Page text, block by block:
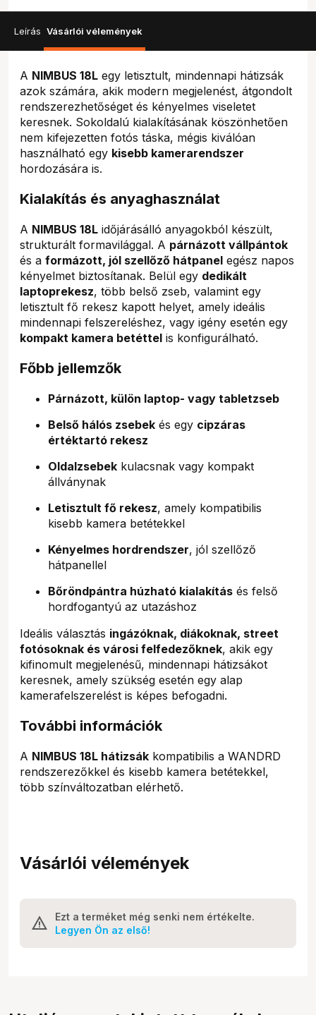
Leírás Vásárlói vélemények
A NIMBUS 18L egy letisztult, mindennapi hátizsák
azok számára, akik modern megjelenést, átgondolt
rendszerezhetőséget és kényelmes viseletet
keresnek. Sokoldalú kialakításának köszönhetően
nem kifejezetten fotós táska, mégis kiválóan
használható egy kisebb kamerarendszer
hordozására is.
Kialakítás és anyaghasználat
A NIMBUS 18L időjárásálló anyagokból készült,
strukturált formavilággal. A párnázott vállpántok
és a formázott, jól szellőző hátpanel egész napos
kényelmet biztosítanak. Belül egy dedikált
laptoprekesz, több belső zseb, valamint egy
letisztult fő rekesz kapott helyet, amely ideális
mindennapi felszereléshez, vagy igény esetén egy
kompakt kamera betéttel is konfigurálható.
Főbb jellemzők
Párnázott, külön laptop- vagy tabletzseb
Belső hálós zsebek és egy cipzáras
értéktartó rekesz
Oldalzsebek kulacsnak vagy kompakt
állványnak
Letisztult fő rekesz, amely kompatibilis
kisebb kamera betétekkel
Kényelmes hordrendszer, jól szellőző
hátpanellel
Bőröndpántra húzható kialakítás és felső
hordfogantyú az utazáshoz
Ideális választás ingázóknak, diákoknak, street
fotósoknak és városi felfedezőknek, akik egy
kifinomult megjelenésű, mindennapi hátizsákot
keresnek, amely szükség esetén egy alap
kamerafelszerelést is képes befogadni.
További információk
A NIMBUS 18L hátizsák kompatibilis a WANDRD
rendszerezőkkel és kisebb kamera betétekkel,
több színváltozatban elérhető.
Vásárlói vélemények
Ezt a terméket még senki nem értékelte.
Legyen Ön az első!